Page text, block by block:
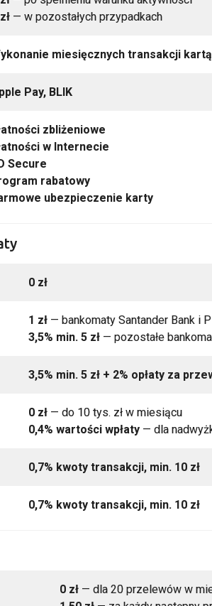
— w pozostałych przypadkach
miesięcznych transakcji
Pay, BLIK
zbliżeniowe
w Internecie
Secure
rabatowy
ubezpieczenie karty
0 zł
1 zł — bankomaty Santander Bank i
3,5% min. 5 zł — pozostałe
3,5% min. 5 zł + 2% opłaty za
0 zł — do 10 tys. zł w miesiącu
0,4% wartości wpłaty — dla
0,7% kwoty transakcji, min. 10 zł
0,7% kwoty transakcji, min. 10 zł
0 zł — dla 20 przelewów w